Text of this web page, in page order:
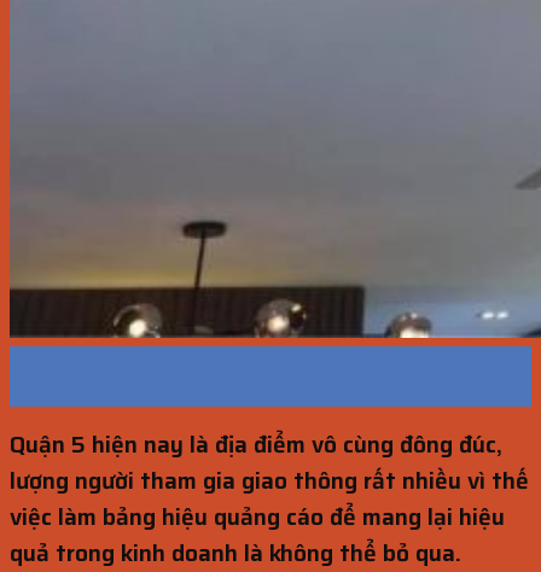
Quận 5 hiện nay là địa điểm vô cùng đông đúc,
lượng người tham gia giao thông rất nhiều vì thế
việc làm bảng hiệu quảng cáo để mang lại hiệu
quả trong kinh doanh là không thể bỏ qua.